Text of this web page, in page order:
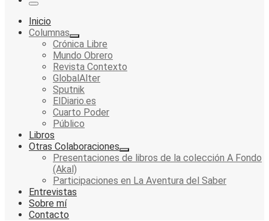
Menu
Inicio
Columnas
Crónica Libre
Mundo Obrero
Revista Contexto
GlobalAlter
Sputnik
ElDiario.es
Cuarto Poder
Público
Libros
Otras Colaboraciones
Presentaciones de libros de la colección A Fondo
(Akal)
Participaciones en La Aventura del Saber
Entrevistas
Sobre mí
Contacto